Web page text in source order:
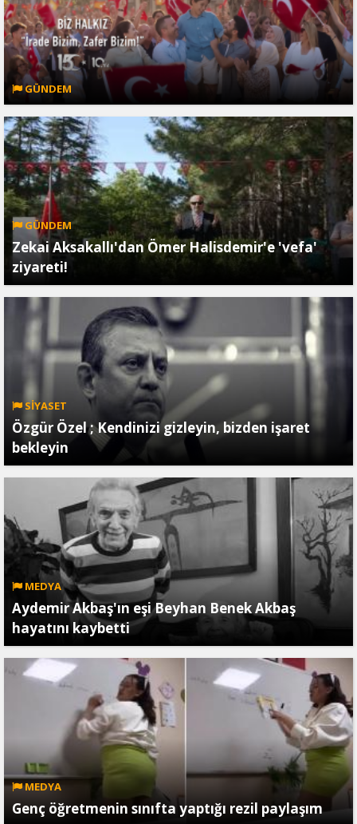
GÜNDEM
GÜNDEM
Zekai Aksakallı'dan Ömer Halisdemir'e 'vefa'
ziyareti!
SİYASET
Özgür Özel ; Kendinizi gizleyin, bizden işaret
bekleyin
MEDYA
Aydemir Akbaş'ın eşi Beyhan Benek Akbaş
hayatını kaybetti
MEDYA
Genç öğretmenin sınıfta yaptığı rezil paylaşım